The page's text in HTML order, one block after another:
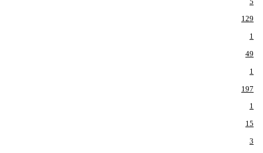
129
1
49
1
197
1
15
3